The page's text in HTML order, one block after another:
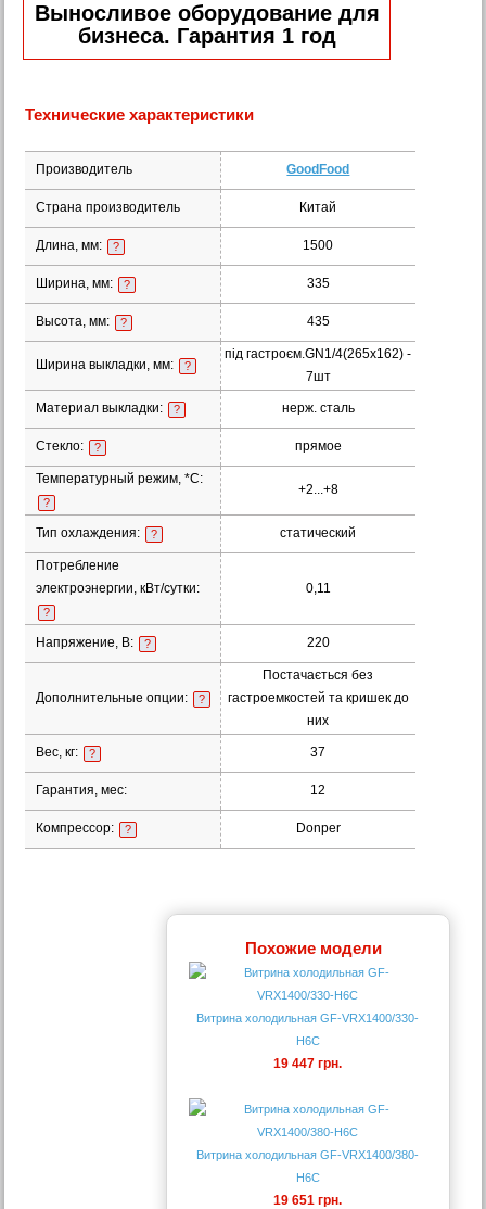
Выносливое оборудование для
бизнеса. Гарантия 1 год
Технические характеристики
Производитель GoodFood
Страна производитель Китай
Длина, мм: ? 1500
Ширина, мм: ? 335
Высота, мм: ? 435
Ширина выкладки, мм: ?
під гастроєм.GN1/4(265x162) -
7шт
Материал выкладки: ? нерж. сталь
Стекло: ? прямое
Температурный режим, *С:
?
+2...+8
Тип охлаждения: ? статический
Потребление
электроэнергии, кВт/сутки:
?
0,11
Напряжение, В: ? 220
Дополнительные опции: ?
Постачається без
гастроемкостей та кришек до
них
Вес, кг: ? 37
Гарантия, мес: 12
Компрессор: ? Donper
Похожие модели
Витрина холодильная GF-VRX1400/330-
H6C
19 447 грн.
Витрина холодильная GF-VRX1400/380-
H6C
19 651 грн.